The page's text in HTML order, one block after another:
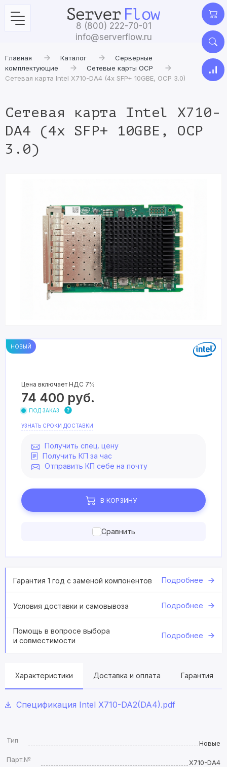
8 (800) 222-70-01
info@serverflow.ru
Главная Каталог
Серверные
комплектующие
Сетевые карты OCP
Сетевая карта Intel X710-DA4 (4x SFP+ 10GBE, OCP 3.0)
Сетевая карта Intel X710-
DA4 (4x SFP+ 10GBE, OCP
3.0)
НОВЫЙ
Цена включает НДС 7%
74 400 руб.
ПОД ЗАКАЗ
УЗНАТЬ СРОКИ ДОСТАВКИ
Получить спец. цену
Получить КП за час
Отправить КП себе на почту
В КОРЗИНУ
Сравнить
Гарантия 1 год с заменой компонентов Подробнее
Условия доставки и самовывоза Подробнее
Помощь в вопросе выбора
и совместимости
Подробнее
Характеристики Доставка и оплата Гарантия
Спецификация Intel X710-DA2(DA4).pdf
Тип
Новые
Парт.№
X710-DA4